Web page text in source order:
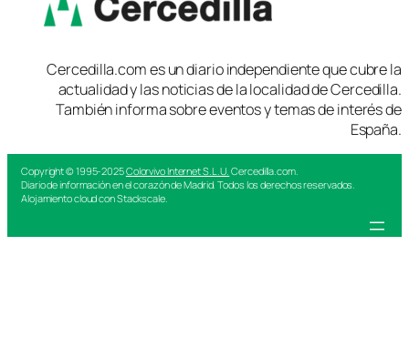
Cercedilla.com es un diario independiente que cubre la
actualidad y las noticias de la localidad de Cercedilla.
También informa sobre eventos y temas de interés de
España.
Copyright © 1995-2025Colorvivo Internet S.L.U. Cercedilla.com.
Diario de información en el corazón de Madrid. Todos los derechos reservados.
Alojamiento cloud con Stackscale.